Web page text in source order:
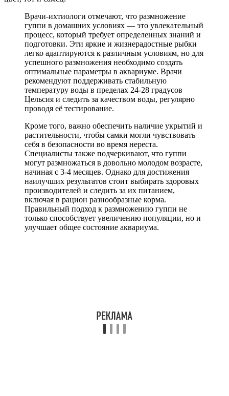
Врачи-ихтиологи отмечают, что размножение
гуппи в домашних условиях — это увлекательный
процесс, который требует определенных знаний и
подготовки. Эти яркие и жизнерадостные рыбки
легко адаптируются к различным условиям, но для
успешного размножения необходимо создать
оптимальные параметры в аквариуме. Врачи
рекомендуют поддерживать стабильную
температуру воды в пределах 24-28 градусов
Цельсия и следить за качеством воды, регулярно
проводя её тестирование.
Кроме того, важно обеспечить наличие укрытий и
растительности, чтобы самки могли чувствовать
себя в безопасности во время нереста.
Специалисты также подчеркивают, что гуппи
могут размножаться в довольно молодом возрасте,
начиная с 3-4 месяцев. Однако для достижения
наилучших результатов стоит выбирать здоровых
производителей и следить за их питанием,
включая в рацион разнообразные корма.
Правильный подход к размножению гуппи не
только способствует увеличению популяции, но и
улучшает общее состояние аквариума.